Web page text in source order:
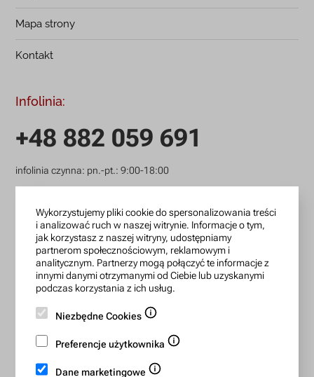
Mapa strony
Kontakt
Infolinia:
+48 882 059 691
infolinia czynna: pn.-pt.: 9:00-18:00
Pisząc w sprawie swojego zamówienia podaj w tytule
wiadomości numer, który otrzymałeś w potwierdzeniu.
Konto bankowe:
15 1140 2004 0000 3702 7470 6466
Bezpieczne płatności:
Wykorzystujemy pliki cookie do spersonalizowania treści
i analizować ruch w naszej witrynie. Informacje o tym,
jak korzystasz z naszej witryny, udostępniamy
partnerom społecznościowym, reklamowym i
analitycznym. Partnerzy mogą połączyć te informacje z
innymi danymi otrzymanymi od Ciebie lub uzyskanymi
podczas korzystania z ich usług.
Niezbędne Cookies
Preferencje użytkownika
Dane marketingowe